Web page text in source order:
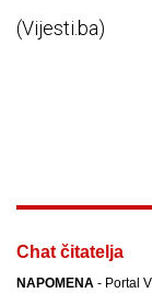
(Vijesti.ba)
Chat čitatelja
NAPOMENA - Portal